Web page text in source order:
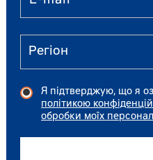
Я підтверджую, що я
політикою
обробки моїх